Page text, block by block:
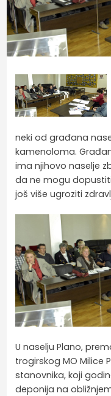
neki od građana
kamenoloma.
ima njihovo naselje
da ne mogu
još više ugroziti
U naselju Plano,
trogirskog MO Milice
stanovnika, koji
deponija na